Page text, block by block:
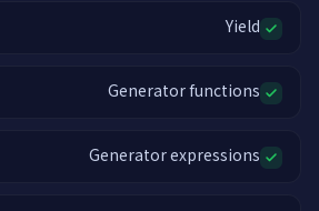
Yield
Generator functions
Generator expressions